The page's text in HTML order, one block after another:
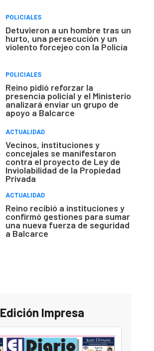
POLICIALES
Detuvieron a un hombre tras un
hurto, una persecución y un
violento forcejeo con la Policía
POLICIALES
Reino pidió reforzar la
presencia policial y el Ministerio
analizará enviar un grupo de
apoyo a Balcarce
ACTUALIDAD
Vecinos, instituciones y
concejales se manifestaron
contra el proyecto de Ley de
Inviolabilidad de la Propiedad
Privada
ACTUALIDAD
Reino recibió a instituciones y
confirmó gestiones para sumar
una nueva fuerza de seguridad
a Balcarce
Edición Impresa